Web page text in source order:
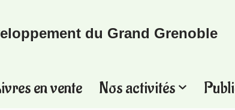
du Grand Grenoble
en vente Nos activités